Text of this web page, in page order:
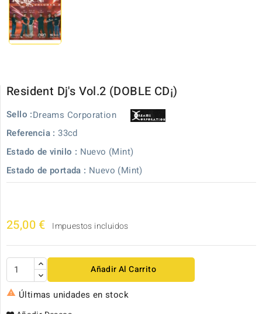
Resident Dj's Vol.2 (DOBLE CD¡)
Sello :Dreams Corporation
Referencia : 33cd
Estado de vinilo : Nuevo (Mint)
Estado de portada : Nuevo (Mint)
25,00 € Impuestos incluidos
Añadir Al Carrito
 Últimas unidades en stock